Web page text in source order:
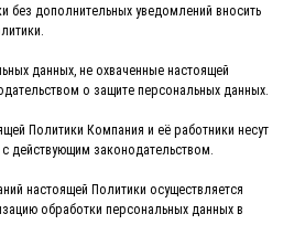
без дополнительных уведомлений вносить
данных, не охваченные настоящей
о защите персональных данных.
Политики Компания и её работники несут
действующим законодательством.
настоящей Политики осуществляется
обработки персональных данных в